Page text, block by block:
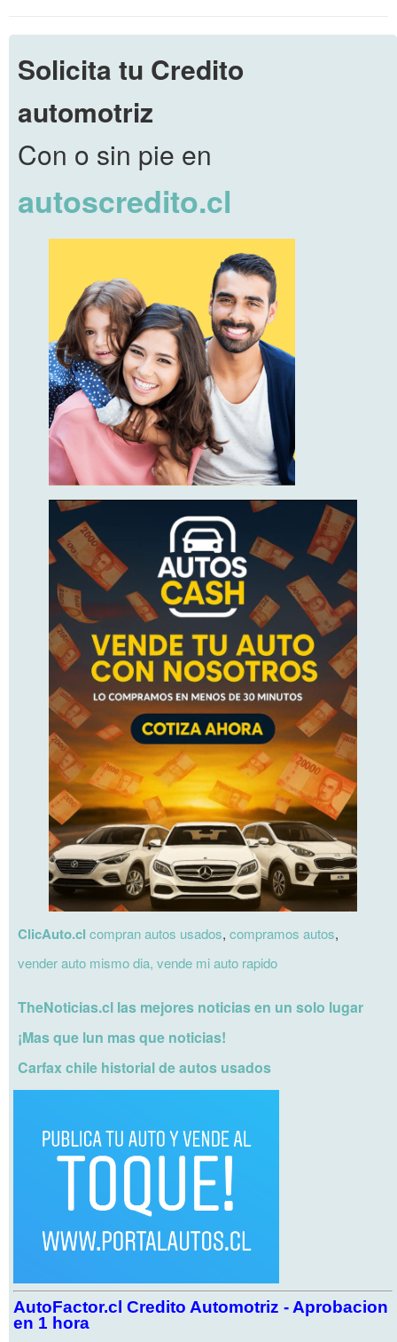
Solicita tu Credito
automotriz
Con o sin pie en
autoscredito.cl
ClicAuto.cl compran autos usados, compramos autos,
vender auto mismo dia, vende mi auto rapido
TheNoticias.cl las mejores noticias en un solo lugar
¡Mas que lun mas que noticias!
Carfax chile historial de autos usados
AutoFactor.cl Credito Automotriz - Aprobacion
en 1 hora